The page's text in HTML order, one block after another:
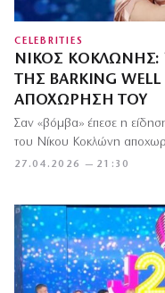
CELEBRITIES
ΝΊΚΟΣ
ΤΗΣ BARKING
ΑΠΟΧΏΡΗΣΉ ΤΟΥ
27.04.2026 — 21:30
Σαν «βόμβα» έπεσε η
του Νίκου Κοκλώνη